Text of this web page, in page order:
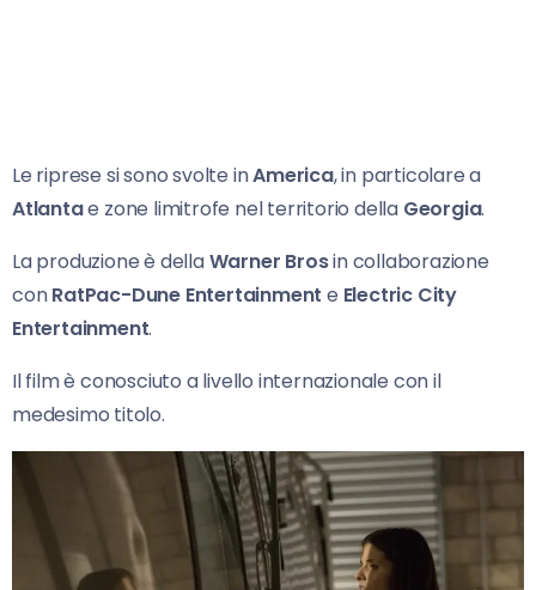
Le riprese si sono svolte inAmerica, in particolare a
Atlantae zone limitrofe nel territorio della Georgia.
La produzione è dellaWarner Brosin collaborazione
conRatPac-Dune Entertainmente Electric City
Entertainment.
Il film è conosciuto a livello internazionale con il
medesimo titolo.